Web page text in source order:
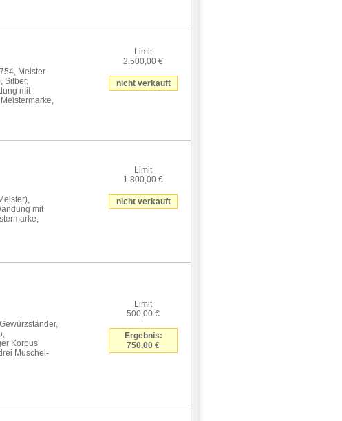
Meister
Silber,
mit
Limit
2.500,00 €
nicht verkauft
mit
Limit
1.800,00 €
nicht verkauft
Korpus
Muschel-
Limit
500,00 €
Ergebnis:
750,00 €